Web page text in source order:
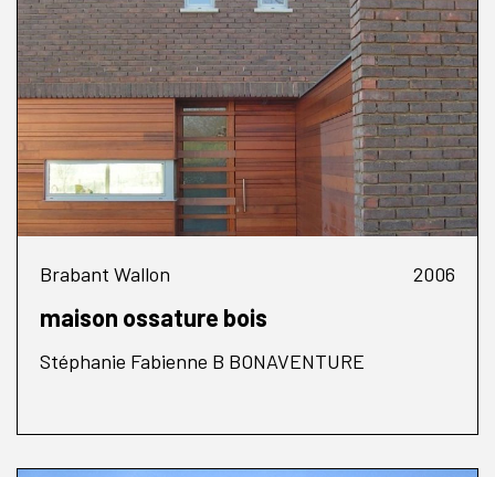
Brabant Wallon 2006
maison ossature bois
Stéphanie Fabienne B BONAVENTURE